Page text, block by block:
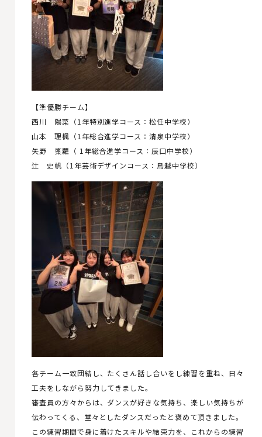
【準優勝チーム】
西川 陽菜（1年特別進学コース：松任中学校）
山本 理楓（1年総合進学コース：清泉中学校）
矢野 稟羅（ 1年総合進学コース：辰口中学校）
辻 史帆（1年芸術デザインコース：鳥越中学校）
各チーム一致団結し、たくさん話し合いをし練習を重ね、日々
工夫をしながら努力してきました。
審査員の方々からは、ダンスが好きな気持ち、楽しい気持ちが
伝わってくる、堂々としたダンスだったと褒めて頂きました。
この練習期間で身に着けたスキルや結束力を、これからの練習